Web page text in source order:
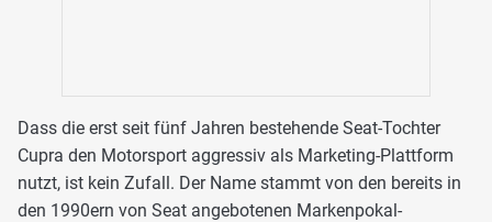
Dass die erst seit fünf Jahren bestehende Seat-Tochter
Cupra den Motorsport aggressiv als Marketing-Plattform
nutzt, ist kein Zufall. Der Name stammt von den bereits in
den 1990ern von Seat angebotenen Markenpokal-